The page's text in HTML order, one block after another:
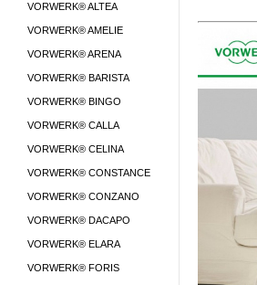
VORWERK® ALTEA
VORWERK® AMELIE
VORWERK® ARENA
VORWERK® BARISTA
VORWERK® BINGO
VORWERK® CALLA
VORWERK® CELINA
VORWERK® CONSTANCE
VORWERK® CONZANO
VORWERK® DACAPO
VORWERK® ELARA
VORWERK® FORIS